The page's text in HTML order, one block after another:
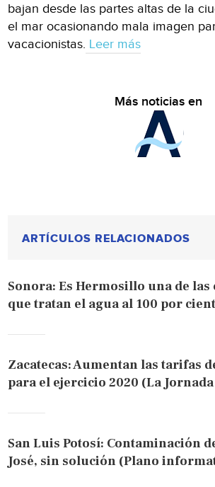
bajan desde las partes altas de la
el mar ocasionando mala imagen
vacacionistas. Leer más
Más noticias en
ARTÍCULOS RELACIONADOS
Sonora: Es Hermosillo una de las
que tratan el agua al 100 por
Zacatecas: Aumentan las tarifas
para el ejercicio 2020 (La
San Luis Potosí: Contaminación
José, sin solución (Plano